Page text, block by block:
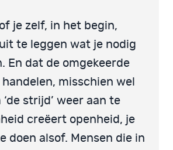
je zelf, in het begin,
te leggen wat je nodig
En dat de omgekeerde
misschien wel
strijd’ weer aan te
creëert openheid, je
doen alsof. Mensen die in